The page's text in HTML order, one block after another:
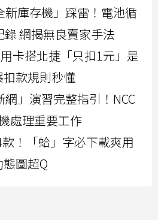
新庫存機」踩雷！電池循
網揭無良賣家手法
卡搭北捷「只扣1元」是
款規則秒懂
」演習完整指引！NCC
處理重要工作
！「蛤」字必下載爽用
圖超Q